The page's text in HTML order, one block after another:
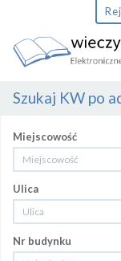
Szukaj KW po
Miejscowość
Ulica
Nr budynku